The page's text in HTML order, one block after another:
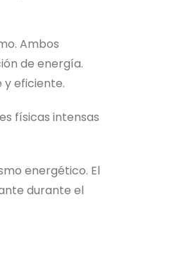
Ambos
de energía.
y eficiente.
físicas intensas
energético. El
durante el